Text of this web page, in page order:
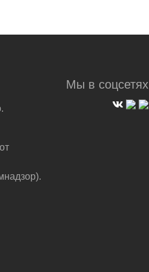
Мы в соцсетях